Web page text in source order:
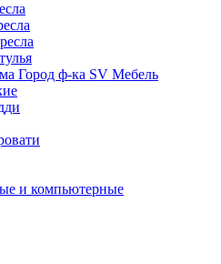
Город ф-ка SV Мебель
и компьютерные